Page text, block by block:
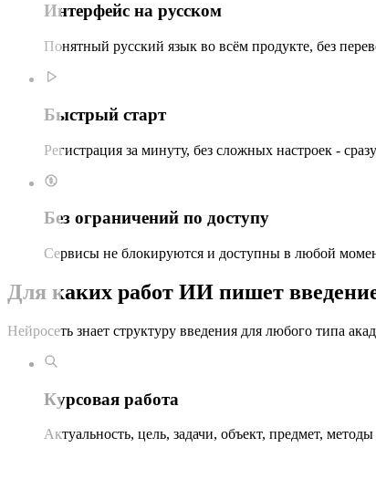
Интерфейс на русском
Понятный русский язык во всём продукте, без
Быстрый старт
Регистрация за минуту, без сложных настроек -
Без ограничений по доступу
Сервисы не блокируются и доступны в любой
Для каких работ ИИ пишет
Нейросеть знает структуру введения для любого типа
Курсовая работа
Актуальность, цель, задачи, объект, предмет,